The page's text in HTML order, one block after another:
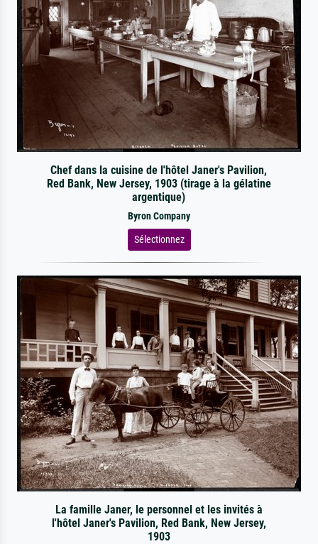
Chef dans la cuisine de l'hôtel Janer's Pavilion,
Red Bank, New Jersey, 1903 (tirage à la gélatine
argentique)
Byron Company
Sélectionnez
La famille Janer, le personnel et les invités à
l'hôtel Janer's Pavilion, Red Bank, New Jersey,
1903